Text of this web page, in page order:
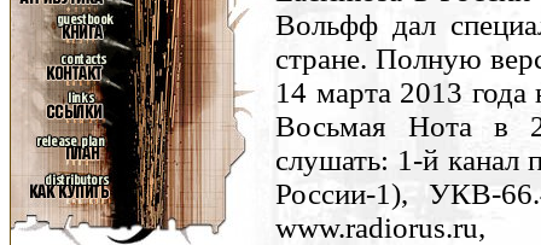
Вольфф дал
стране. Полную
14 марта 2013
Восьмая Нота в
слушать: 1-й канал
России-1), УКВ-